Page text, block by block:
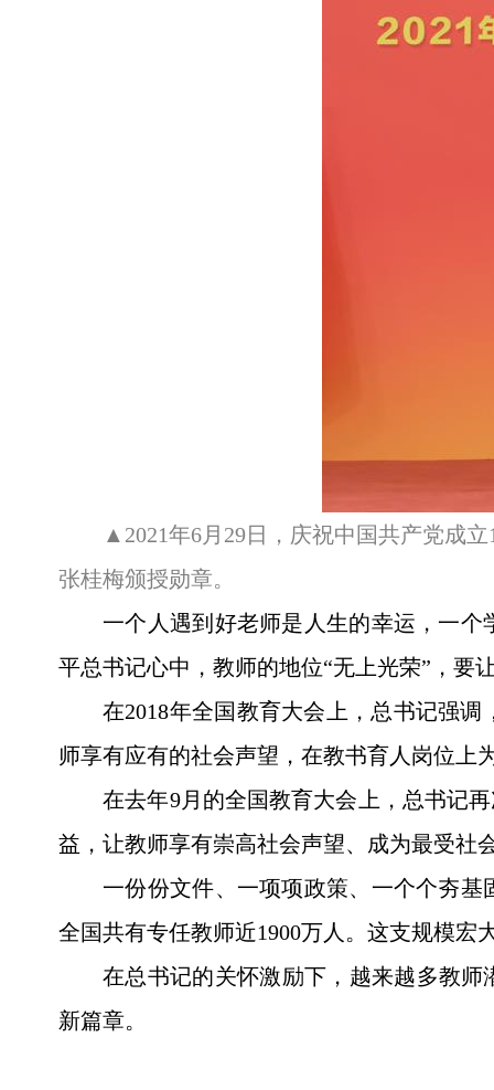
▲2021年6月29日，庆祝中国共产党成
张桂梅颁授勋章。
一个人遇到好老师是人生的幸运，一
平总书记心中，教师的地位“无上光荣”，要
在2018年全国教育大会上，总书记强
师享有应有的社会声望，在教书育人岗位上
在去年9月的全国教育大会上，总书记
益，让教师享有崇高社会声望、成为最受社
一份份文件、一项项政策、一个个夯
全国共有专任教师近1900万人。这支规模
在总书记的关怀激励下，越来越多教
新篇章。